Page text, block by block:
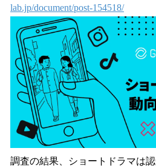
lab.jp/document/post-154518/
調査の結果、ショートドラマは